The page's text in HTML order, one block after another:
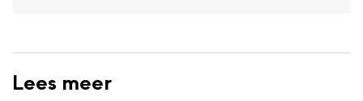
Lees meer